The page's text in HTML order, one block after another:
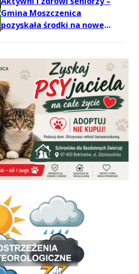
Gmina Moszczenica
pozyskała środki na nowe